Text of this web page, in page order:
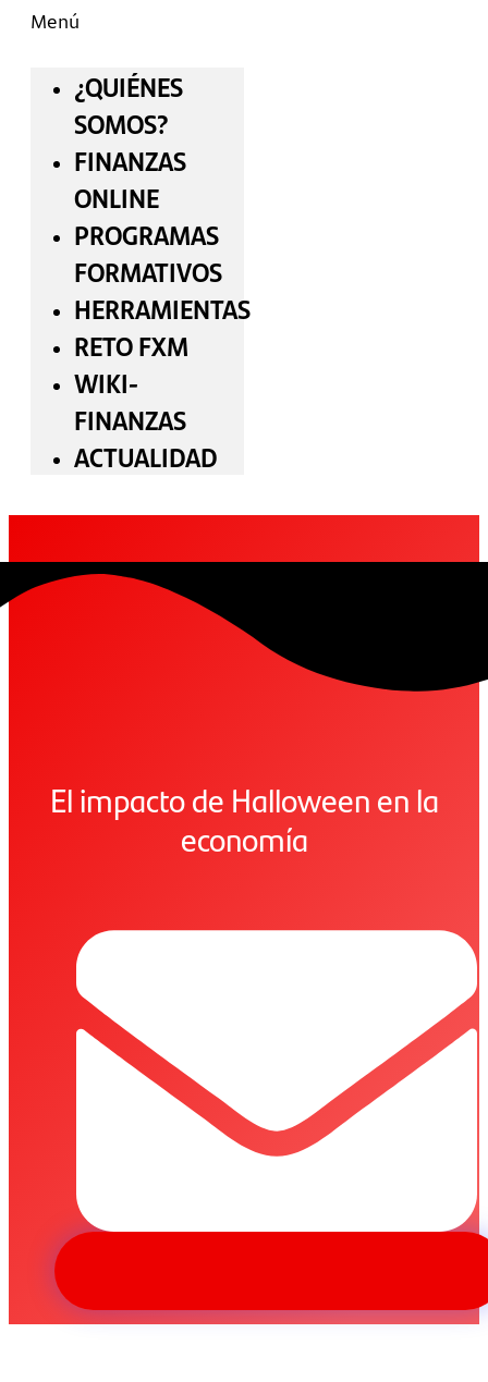
Menú
¿QUIÉNES
SOMOS?
FINANZAS
ONLINE
PROGRAMAS
FORMATIVOS
HERRAMIENTAS
RETO FXM
WIKI-
FINANZAS
ACTUALIDAD
El impacto de Halloween en la
economía